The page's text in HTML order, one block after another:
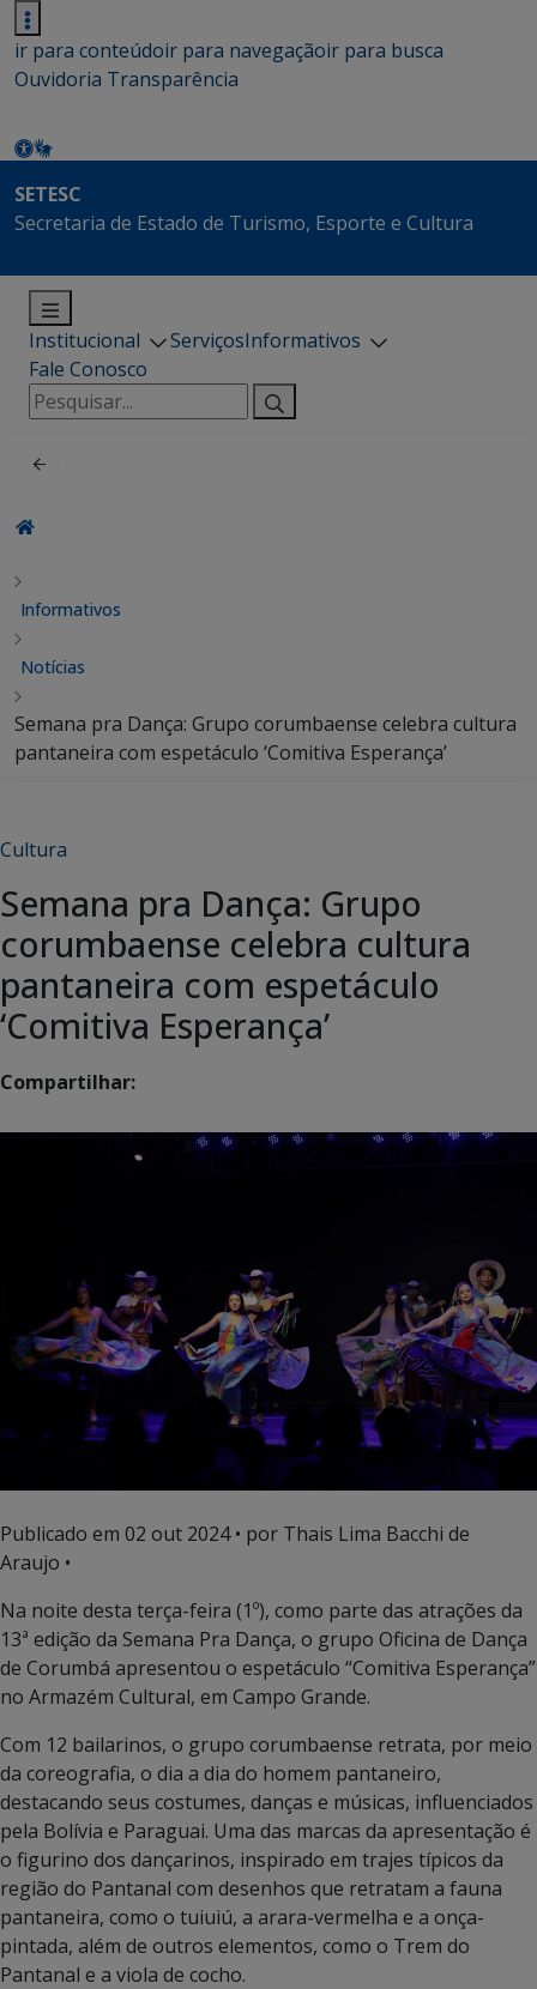
ir para conteúdoir para navegaçãoir para busca
Ouvidoria Transparência
SETESC
Secretaria de Estado de Turismo, Esporte e Cultura
Institucional ServiçosInformativos
Fale Conosco
Pesquisar
por:
Informativos
Notícias
Semana pra Dança: Grupo corumbaense celebra cultura
pantaneira com espetáculo ‘Comitiva Esperança’
Cultura
Semana pra Dança: Grupo
corumbaense celebra cultura
pantaneira com espetáculo
‘Comitiva Esperança’
Compartilhar:
Publicado em 02 out 2024• por Thais Lima Bacchi de
Araujo •
Na noite desta terça-feira (1º), como parte das atrações da
13ª edição da Semana Pra Dança, o grupo Oficina de Dança
de Corumbá apresentou o espetáculo “Comitiva Esperança”
no Armazém Cultural, em Campo Grande.
Com 12 bailarinos, o grupo corumbaense retrata, por meio
da coreografia, o dia a dia do homem pantaneiro,
destacando seus costumes, danças e músicas, influenciados
pela Bolívia e Paraguai. Uma das marcas da apresentação é
o figurino dos dançarinos, inspirado em trajes típicos da
região do Pantanal com desenhos que retratam a fauna
pantaneira, como o tuiuiú, a arara-vermelha e a onça-
pintada, além de outros elementos, como o Trem do
Pantanal e a viola de cocho.